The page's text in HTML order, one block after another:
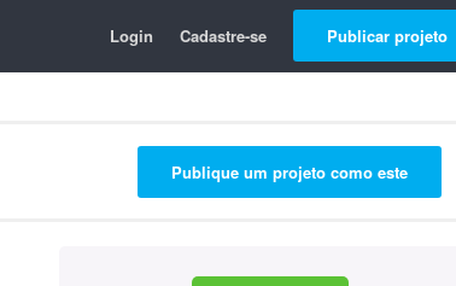
Login Cadastre-se Publicar projeto
Publique um projeto como este